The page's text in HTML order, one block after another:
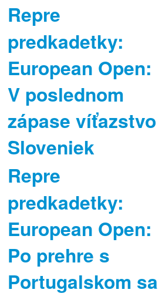
Repre
predkadetky:
European Open:
V poslednom
zápase víťazstvo
Sloveniek
Repre
predkadetky:
European Open:
Po prehre s
Portugalskom sa